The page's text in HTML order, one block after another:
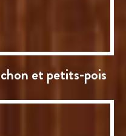
et petits-pois